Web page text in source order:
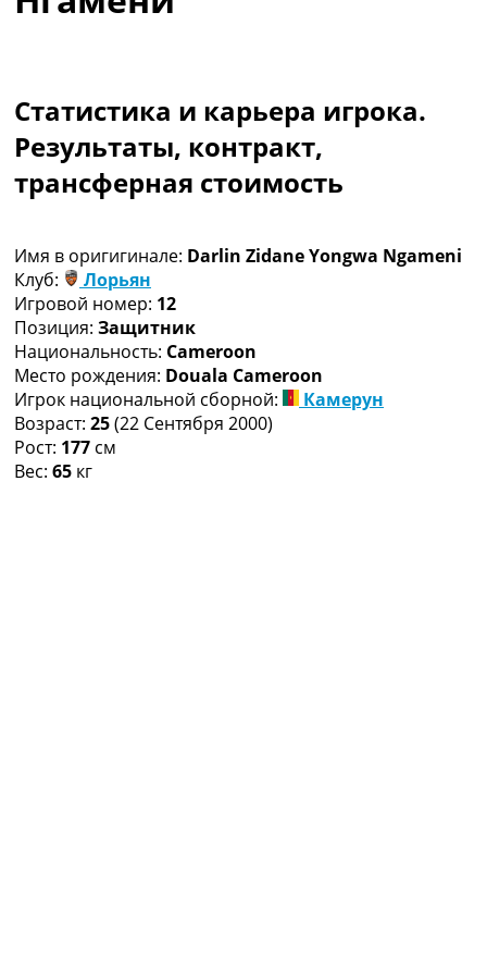
Коллективный прогноз
Украина. Первая Лига
Лига Чемпионов
Англия. Премьер Лига
Испания. Ла Лига
Таблицы групп Чемпионата Мира
Украина. Премьер-Лига
Украина. Первая Лига
Лига Чемпионов. Таблицы групп
Англия. Премьер-Лига
Испания. Ла Лига
Все таблицы >>>
Рейтинги
Рейтинг стран УЕФА
Статистика и карьера игрока.
Результаты, контракт,
трансферная стоимость
Имя в оригигинале: Darlin Zidane Yongwa Ngameni
Клуб:
Лорьян
Игровой номер: 12
Позиция: Защитник
Национальность: Cameroon
Место рождения: Douala Cameroon
Игрок национальной сборной:
Камерун
Возраст: 25(22 Сентября 2000)
Рост: 177 см
Вес: 65 кг